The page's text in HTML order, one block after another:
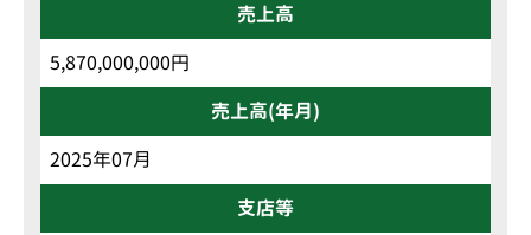
売上高
5,870,000,000円
売上高(年月)
2025年07月
支店等